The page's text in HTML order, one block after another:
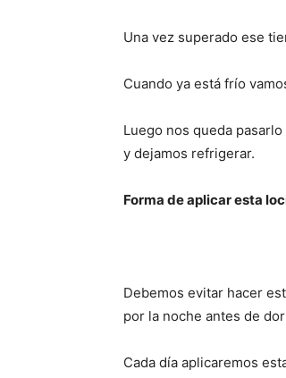
Una vez superado ese
Cuando ya está frío
Luego nos queda
y dejamos refrigerar.
Forma de aplicar esta
Debemos evitar hacer
por la noche antes de
Cada día aplicaremos